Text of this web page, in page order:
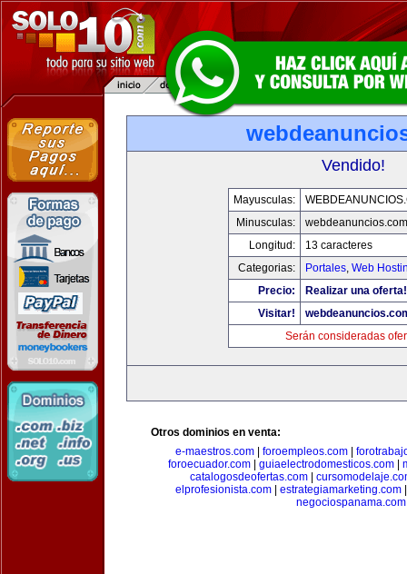
Vendido!
Mayusculas:
Minusculas:
webdeanuncios.com
Longitud:
13 caracteres
Categorias:
Portales, Web
Precio:
Realizar una oferta!
Visitar!
Serán consideradas
Otros dominios en venta:
e-maestros.com
foroempleos.com
foroecuador.com| guiaelectrodomesticos.com|
catalogosdeofertas.com|
elprofesionista.com
estrategiamarketing.com
negociospanama.com